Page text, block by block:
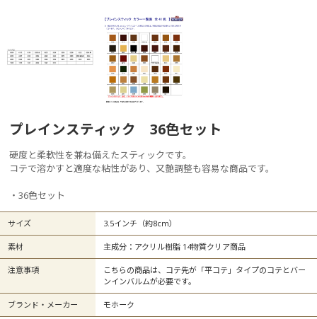
プレインスティック 36色セット
硬度と柔軟性を兼ね備えたスティックです。
コテで溶かすと適度な粘性があり、又艶調整も容易な商品です。
・36色セット
サイズ 3.5インチ（約8cm）
素材 主成分：アクリル樹脂 14物質クリア商品
注意事項
こちらの商品は、コテ先が「平コテ」タイプのコテとバー
ンインバルムが必要です。
ブランド・メーカー モホーク